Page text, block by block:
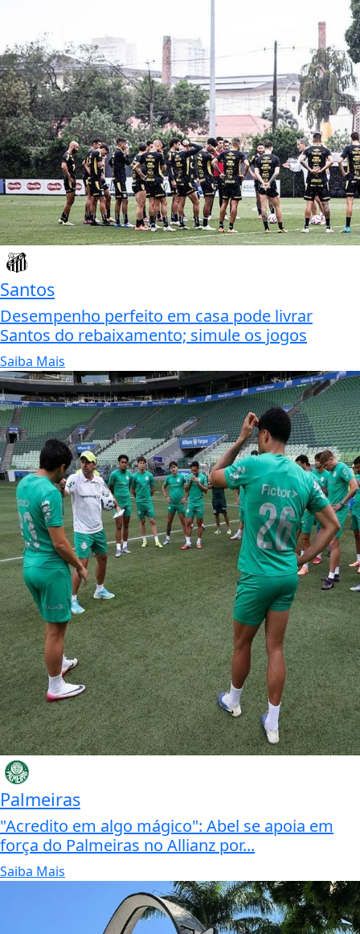
Santos
Desempenho perfeito em casa pode livrar
Santos do rebaixamento; simule os jogos
Saiba Mais
Palmeiras
"Acredito em algo mágico": Abel se apoia em
força do Palmeiras no Allianz por...
Saiba Mais